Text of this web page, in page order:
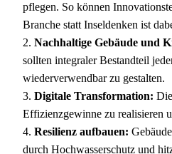
pflegen. So können
Branche statt Inseldenken ist
2. Nachhaltige Gebäude und
sollten integraler Bestandteil
wiederverwendbar zu gestalten.
3. Digitale Transformation:
Effizienzgewinne zu realisieren
4. Resilienz aufbauen:
durch Hochwasserschutz und